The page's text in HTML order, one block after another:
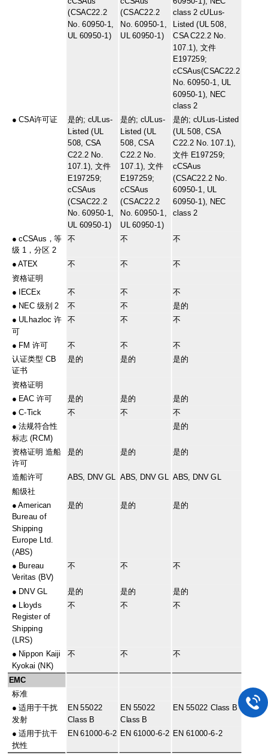
(CSAC22.2
No. 60950-1,
UL 60950-1)
(CSAC22.2
No. 60950-1,
UL 60950-1)
class 2 cULus-
Listed (UL 508,
CSA C22.2 No.
107.1), 文件
E197259;
cCSAus(CSAC22.2
No. 60950-1, UL
60950-1), NEC
class 2
●CSA许可证 是的; cULus-
Listed (UL
508, CSA
C22.2 No.
107.1), 文件
E197259;
cCSAus
(CSAC22.2
No. 60950-1,
UL 60950-1)
是的; cULus-
Listed (UL
508, CSA
C22.2 No.
107.1), 文件
E197259;
cCSAus
(CSAC22.2
No. 60950-1,
UL 60950-1)
是的; cULus-Listed
(UL 508, CSA
C22.2 No. 107.1),
文件 E197259;
cCSAus
(CSAC22.2 No.
60950-1, UL
60950-1), NEC
class 2
●cCSAus，等
级 1，分区 2
不 不 不
●ATEX 不 不
不
资格证明
● IECEx 不 不
不
● NEC 级别 2 不 不
是的
● ULhazloc 许
可
不 不 不
● FM 许可 不 不
不
认证类型 CB
证书
是的 是的 是的
资格证明
● EAC 许可 是的 是的
是的
●C-Tick 不 不
不
●法规符合性
标志 (RCM)
是的
资格证明 造船
许可
是的 是的 是的
造船许可 ABS, DNV GL ABS, DNV GL ABS, DNV GL
船级社
●American
Bureau of
Shipping
Europe Ltd.
(ABS)
是的 是的 是的
● Bureau
Veritas (BV)
不 不 不
● DNV GL 是的 是的
是的
● Lloyds
Register of
Shipping
(LRS)
不 不 不
● Nippon Kaiji
Kyokai (NK)
不 不 不
EMC
标准
●适用于干扰
发射
EN 55022
Class B
EN 55022
Class B
EN 55022 Class B
●适用于抗干
扰性
EN 61000-6-2 EN 61000-6-2 EN 61000-6-2